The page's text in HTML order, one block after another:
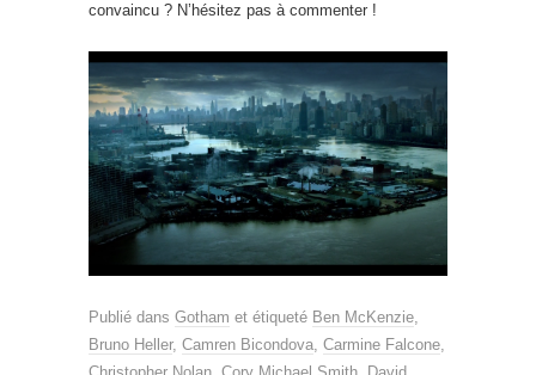
convaincu ? N’hésitez pas à commenter !
Publié dans Gotham et étiqueté Ben McKenzie
Bruno Heller, Camren Bicondova Carmine Falcone
Christopher Nolan Cory Michael Smith David